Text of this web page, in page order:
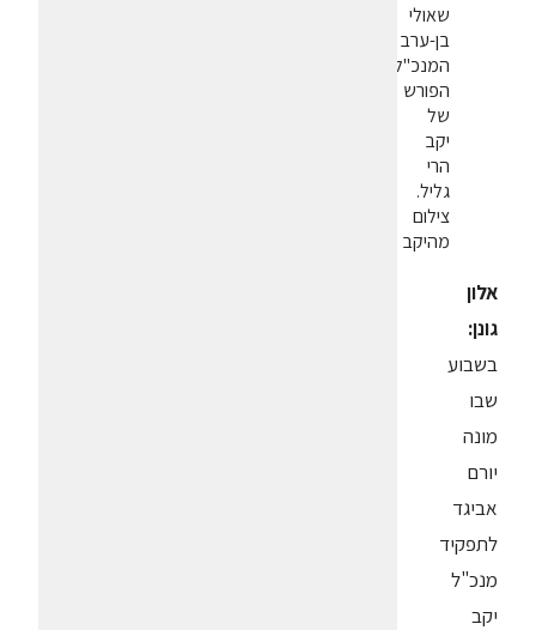
שאולי
בן-ערב
המנכ"ל
הפורש
של
יקב
הרי
גליל.
צילום
מהיקב
אלון
גונן:
בשבוע
שבו
מונה
יורם
אביגד
לתפקיד
מנכ"ל
יקב